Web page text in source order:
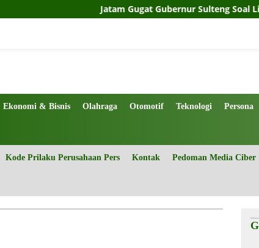
Jatam Gugat Gubernur Sulteng Soal Limbah
Ekonomi & Bisnis Olahraga Otomotif Teknologi Persona
Kode Prilaku Perusahaan Pers Kontak Pedoman Media Ciber